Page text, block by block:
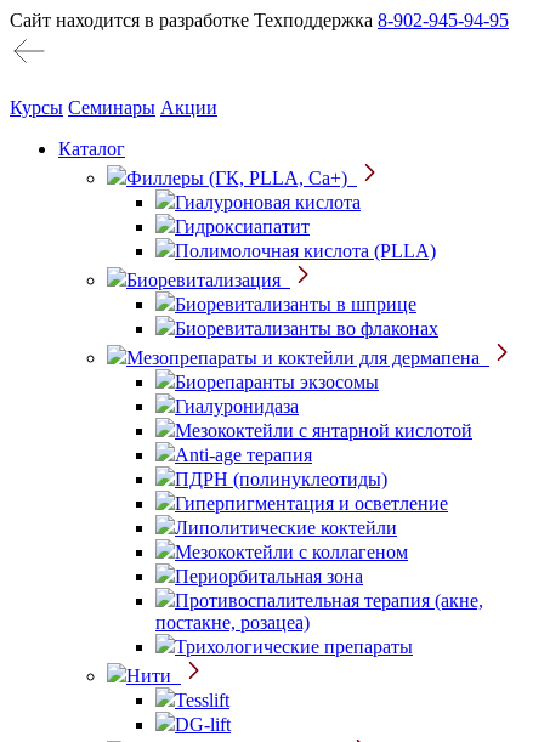
Сайт находится в разработке Техподдержка 8-902-945-94-95
Курсы Семинары Акции
Каталог
Филлеры (ГК, PLLA, Ca+)
Гиалуроновая кислота
Гидроксиапатит
Полимолочная кислота (PLLA)
Биоревитализация
Биоревитализанты в шприце
Биоревитализанты во флаконах
Мезопрепараты и коктейли для дермапена
Биорепаранты экзосомы
Гиалуронидаза
Мезококтейли с янтарной кислотой
Anti-age терапия
ПДРН (полинуклеотиды)
Гиперпигментация и осветление
Липолитические коктейли
Мезококтейли с коллагеном
Периорбитальная зона
Противоспалительная терапия (акне,
постакне, розацеа)
Трихологические препараты
Нити
Tesslift
DG-lift